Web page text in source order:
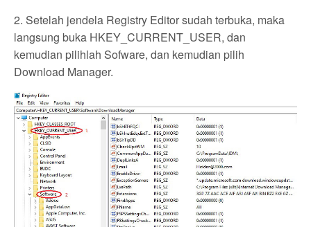
2. Setelah jendela Registry Editor sudah terbuka, maka
langsung buka HKEY_CURRENT_USER, dan
kemudian pilihlah Sofware, dan kemudian pilih
Download Manager.